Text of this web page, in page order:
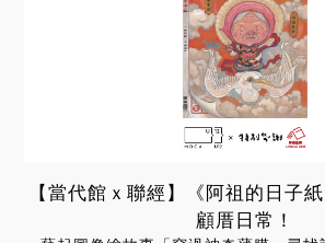
3.每位參加者皆享有精心準備的工
料，請珍惜友善資源。如當日因故
收到「報到通知信」後，回信告知
便將名額釋出給候補民眾。
4.同一期活動若無故缺席達 2 次以
期活動的報名資格。
5.活動期間如遇颱風或其他不可
北市政府公告取消辦理，恕不另行
6.本館保有所有活動變更之權利，
【當代館ｘ聯經】《阿祖的日子
顧厝日常！